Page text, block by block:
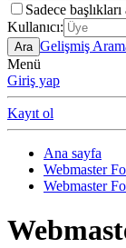
Sadece başlıkları
Kullanıcı:
Ara Gelişmiş
Menü
Giriş yap
Kayıt ol
Ana sayfa
Webmaster
Webmaster